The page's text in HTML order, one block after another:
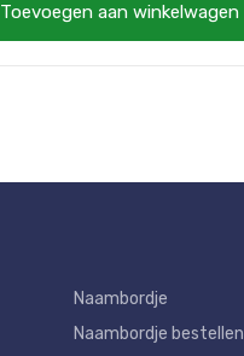
Toevoegen aan winkelwagen
Naambordje
Naambordje bestellen